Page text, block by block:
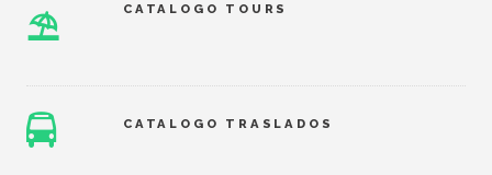
CATALOGO TOURS
⛱
CATALOGO TRASLADOS